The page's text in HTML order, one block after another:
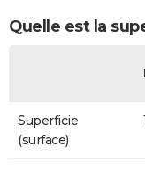
Quelle est la
Superficie
(surface)